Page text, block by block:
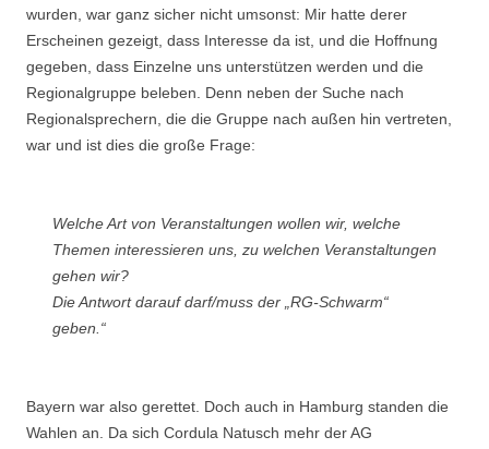
wurden, war ganz sicher nicht umsonst: Mir hatte derer
Erscheinen gezeigt, dass Interesse da ist, und die Hoffnung
gegeben, dass Einzelne uns unterstützen werden und die
Regionalgruppe beleben. Denn neben der Suche nach
Regionalsprechern, die die Gruppe nach außen hin vertreten,
war und ist dies die große Frage:
Welche Art von Veranstaltungen wollen wir, welche
Themen interessieren uns, zu welchen Veranstaltungen
gehen wir?
Die Antwort darauf darf/muss der „RG-Schwarm“
geben.“
Bayern war also gerettet. Doch auch in Hamburg standen die
Wahlen an. Da sich Cordula Natusch mehr der AG